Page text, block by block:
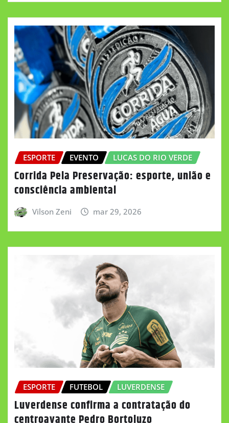
ESPORTE EVENTO LUCAS DO RIO VERDE
Corrida Pela Preservação: esporte, união e
consciência ambiental
Vilson Zeni mar 29, 2026
ESPORTE FUTEBOL LUVERDENSE
Luverdense confirma a contratação do